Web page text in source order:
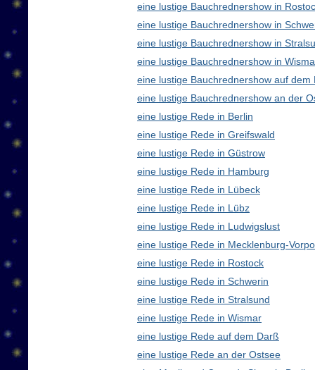
eine lustige Bauchrednershow in
eine lustige Bauchrednershow in
eine lustige Bauchrednershow in
eine lustige Bauchrednershow in
eine lustige Bauchrednershow auf dem
eine lustige Bauchrednershow an der
eine lustige Rede in Berlin
eine lustige Rede in Greifswald
eine lustige Rede in Güstrow
eine lustige Rede in Hamburg
eine lustige Rede in Lübeck
eine lustige Rede in Lübz
eine lustige Rede in Ludwigslust
eine lustige Rede in Mecklenburg-
eine lustige Rede in Rostock
eine lustige Rede in Schwerin
eine lustige Rede in Stralsund
eine lustige Rede in Wismar
eine lustige Rede auf dem Darß
eine lustige Rede an der Ostsee